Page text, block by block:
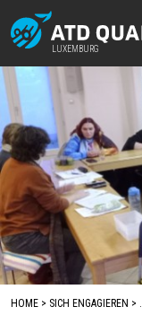
LUXEMBURG
Direkt
zum
Inhalt
LUXEMBURG
HOME SICH ENGAGIEREN